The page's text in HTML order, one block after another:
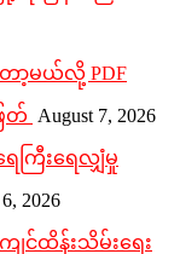
ာ့မယ်လို့ PDF
တ် August 7, 2026
ကြီးရေလျှံမှု
2026
င်ထိန်းသိမ်းရေး